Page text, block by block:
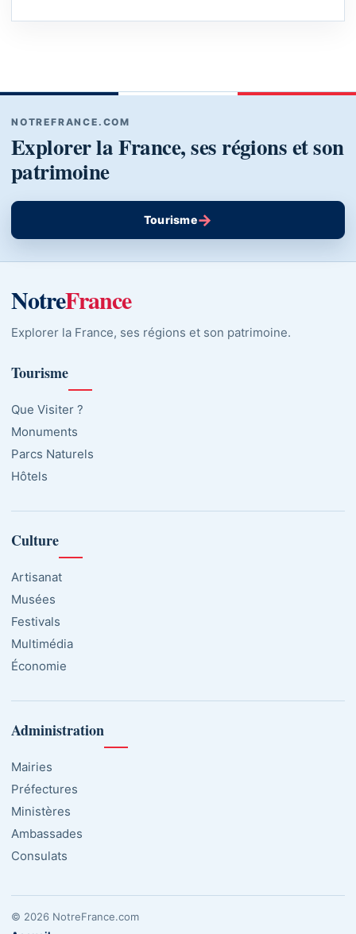
NOTREFRANCE.COM
Explorer la France, ses régions et son
patrimoine
Tourisme→
NotreFrance
Explorer la France, ses régions et son patrimoine.
Tourisme
Que Visiter ?
Monuments
Parcs Naturels
Hôtels
Culture
Artisanat
Musées
Festivals
Multimédia
Économie
Administration
Mairies
Préfectures
Ministères
Ambassades
Consulats
© 2026 NotreFrance.com